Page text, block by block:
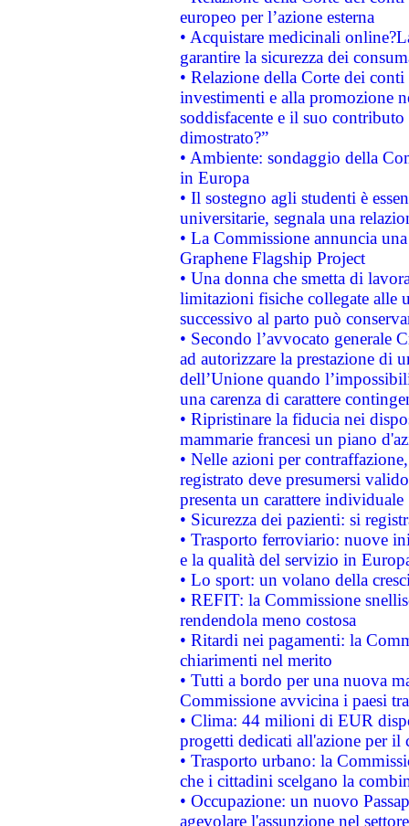
europeo per l’azione esterna
• Acquistare medicinali
garantire la sicurezza dei
• Relazione della Corte dei
investimenti e alla promozione
soddisfacente e il suo
dimostrato?”
• Ambiente: sondaggio della
in Europa
• Il sostegno agli studenti è
universitarie, segnala una
• La Commissione annuncia
Graphene Flagship Project
• Una donna che smetta di
limitazioni fisiche collegate alle
successivo al parto può
• Secondo l’avvocato
ad autorizzare la prestazione di
dell’Unione quando
una carenza di carattere
• Ripristinare la fiducia nei
mammarie francesi un piano
• Nelle azioni per
registrato deve presumersi
presenta un carattere individuale
• Sicurezza dei pazienti: si
• Trasporto ferroviario: nuove
e la qualità del servizio in
• Lo sport: un volano della
• REFIT: la Commissione
rendendola meno costosa
• Ritardi nei pagamenti: la
chiarimenti nel merito
• Tutti a bordo per una nuova
Commissione avvicina i paesi
• Clima: 44 milioni di EUR
progetti dedicati all'azione per il
• Trasporto urbano: la
che i cittadini scelgano la
• Occupazione: un nuovo
agevolare l'assunzione nel